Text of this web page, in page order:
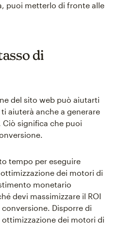
puoi metterlo di fronte alle
di
del sito web può aiutarti
aiuterà anche a generare
significa che puoi
tempo per eseguire
dei motori di
monetario
devi massimizzare il ROI
Disporre di
dei motori di